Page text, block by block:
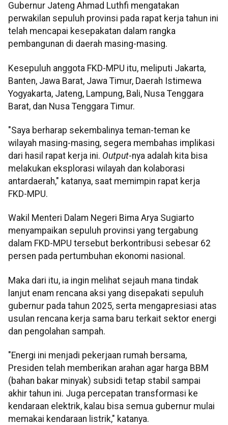
Gubernur Jateng Ahmad Luthfi mengatakan
perwakilan sepuluh provinsi pada rapat kerja tahun ini
telah mencapai kesepakatan dalam rangka
pembangunan di daerah masing-masing.
Kesepuluh anggota FKD-MPU itu, meliputi Jakarta,
Banten, Jawa Barat, Jawa Timur, Daerah Istimewa
Yogyakarta, Jateng, Lampung, Bali, Nusa Tenggara
Barat, dan Nusa Tenggara Timur.
"Saya berharap sekembalinya teman-teman ke
wilayah masing-masing, segera membahas implikasi
dari hasil rapat kerja ini. Output-nya adalah kita bisa
melakukan eksplorasi wilayah dan kolaborasi
antardaerah," katanya, saat memimpin rapat kerja
FKD-MPU.
Wakil Menteri Dalam Negeri Bima Arya Sugiarto
menyampaikan sepuluh provinsi yang tergabung
dalam FKD-MPU tersebut berkontribusi sebesar 62
persen pada pertumbuhan ekonomi nasional.
Maka dari itu, ia ingin melihat sejauh mana tindak
lanjut enam rencana aksi yang disepakati sepuluh
gubernur pada tahun 2025, serta mengapresiasi atas
usulan rencana kerja sama baru terkait sektor energi
dan pengolahan sampah.
"Energi ini menjadi pekerjaan rumah bersama,
Presiden telah memberikan arahan agar harga BBM
(bahan bakar minyak) subsidi tetap stabil sampai
akhir tahun ini. Juga percepatan transformasi ke
kendaraan elektrik, kalau bisa semua gubernur mulai
memakai kendaraan listrik," katanya.